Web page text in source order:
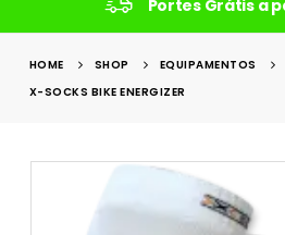
Portes Grátis a
HOME SHOP
EQUIPAMENTOS
X-SOCKS BIKE ENERGIZER